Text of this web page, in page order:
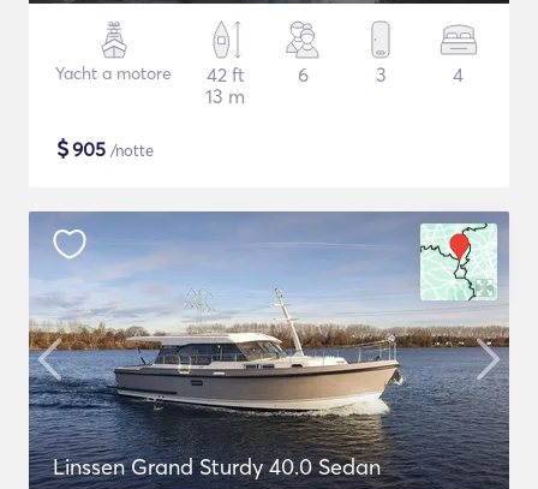
Yacht a motore
42 ft
13 m
6 3 4
$905 /notte
Linssen Grand Sturdy 40.0 Sedan